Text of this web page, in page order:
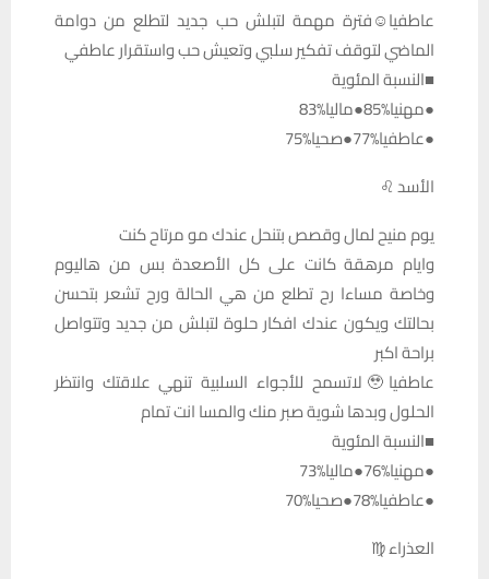
عاطفيا☺️فترة مهمة لتبلش حب جديد لتطلع من دوامة
الماضي لتوقف تفكير سلبي وتعيش حب واستقرار عاطفي
■النسبة المئوية
●مهنيا%85●ماليا%83
●عاطفيا%77●صحيا%75
الأسد ♌
يوم منيح لمال وقصص بتنحل عندك مو مرتاح كنت
وايام مرهقة كانت على كل الأصعدة بس من هاليوم
وخاصة مساءا رح تطلع من هي الحالة ورح تشعر بتحسن
بحالتك ويكون عندك افكار حلوة لتبلش من جديد وتتواصل
براحة اكبر
عاطفيا🥹لاتسمح للأجواء السلبية تنهي علاقتك وانتظر
الحلول وبدها شوية صبر منك والمسا انت تمام
■النسبة المئوية
●مهنيا%76●ماليا%73
●عاطفيا%78●صحيا%70
العذراء ♍